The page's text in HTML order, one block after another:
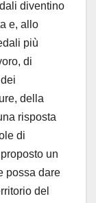
diventino
e, allo
più
di
della
risposta
di
un
possa dare
del